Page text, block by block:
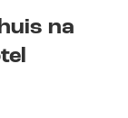
Kopieer linkna